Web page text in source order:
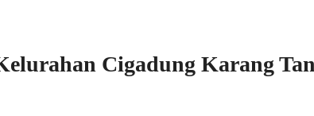
Cigadung Karang